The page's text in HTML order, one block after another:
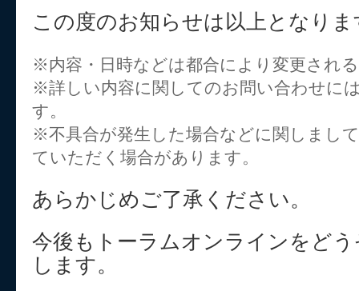
この度のお知らせは以上となりま
※内容・日時などは都合により変更され
※詳しい内容に関してのお問い合わせに
す。
※不具合が発生した場合などに関しまし
ていただく場合があります。
あらかじめご了承ください。
今後もトーラムオンラインをど
します。